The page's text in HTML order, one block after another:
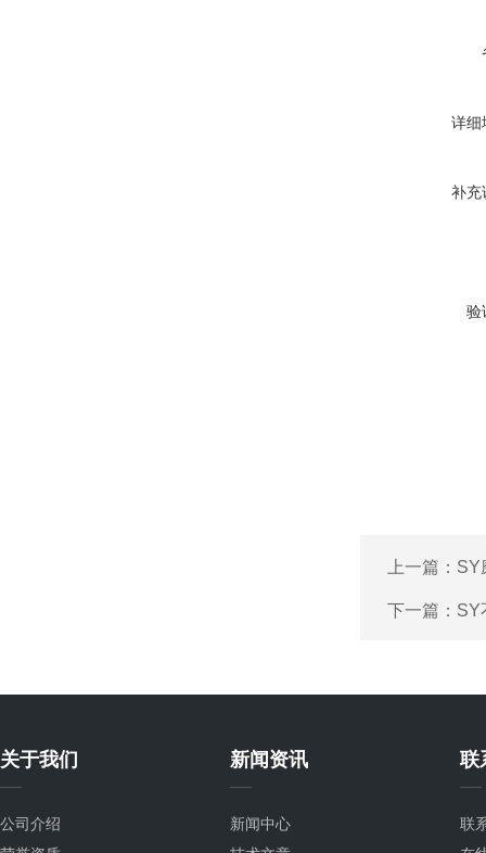
详细
补充
验
上一篇： SY
下一篇： SY
关于我们
公司介绍
新闻资讯
新闻中心
联
联